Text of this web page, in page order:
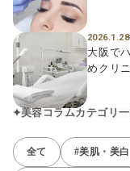
2026.1.28
大阪で
めクリ
美容コラムカテゴリ
全て #美肌・美白